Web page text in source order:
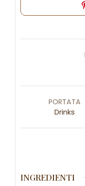
PORTATA
Drinks
INGREDIENTI